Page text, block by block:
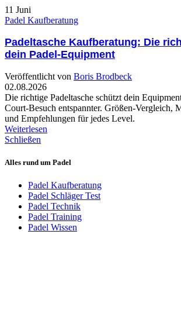
11 Juni
Padel Kaufberatung
Padeltasche Kaufberatung: Die
dein Padel-Equipment
Veröffentlicht von Boris Brodbeck
02.08.2026
Die richtige Padeltasche schützt dein
Court-Besuch entspannter. Größen-Vergleich,
und Empfehlungen für jedes Level.
Weiterlesen
Schließen
Alles rund um Padel
Padel Kaufberatung
Padel Schläger Test
Padel Technik
Padel Training
Padel Wissen